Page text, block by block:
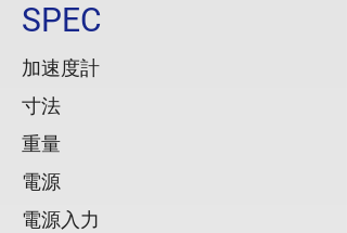
SPEC
加速度計
寸法
重量
電源
電源入力